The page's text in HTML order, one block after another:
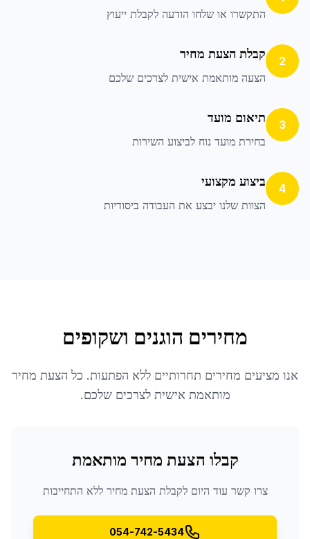
התקשרו או שלחו הודעה לקבלת ייעוץ
2 קבלת הצעת מחיר
הצעה מותאמת אישית לצרכים שלכם
3 תיאום מועד
בחירת מועד נוח לביצוע השירות
4 ביצוע מקצועי
הצוות שלנו יבצע את העבודה ביסודיות
מחירים הוגנים ושקופים
אנו מציעים מחירים תחרותיים ללא הפתעות. כל הצעת מחיר
מותאמת אישית לצרכים שלכם.
קבלו הצעת מחיר מותאמת
צרו קשר עוד היום לקבלת הצעת מחיר ללא התחייבות
054-742-5434